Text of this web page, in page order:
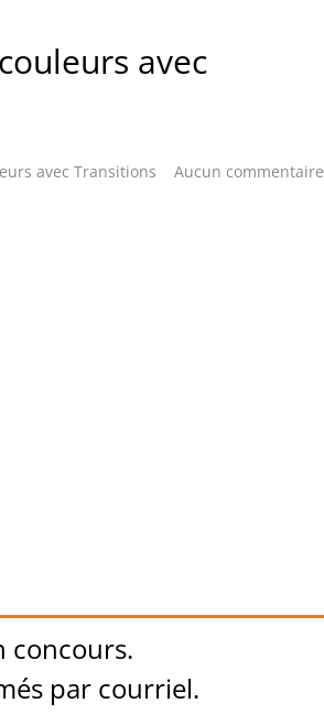
avec
avec Transitions Aucun commentaire
concours.
par courriel.